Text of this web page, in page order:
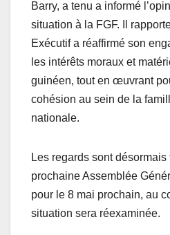
Barry, a tenu a informé
situation à la FGF. Il
Exécutif a réaffirmé son
les intérêts moraux et
guinéen, tout en œuvrant
cohésion au sein de la
nationale.
Les regards sont
prochaine Assemblée
pour le 8 mai prochain, au
situation sera réexaminée.